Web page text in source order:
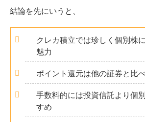
結論を先にいうと、
クレカ積立では珍しく個別株
魅力
ポイント還元は他の証券と比
手数料的には投資信託より個
すめ